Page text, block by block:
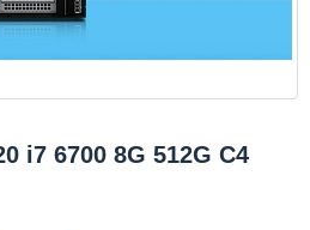
i7 6700 8G 512G C4